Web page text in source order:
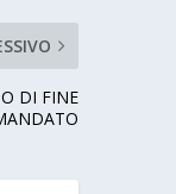
DI FINE